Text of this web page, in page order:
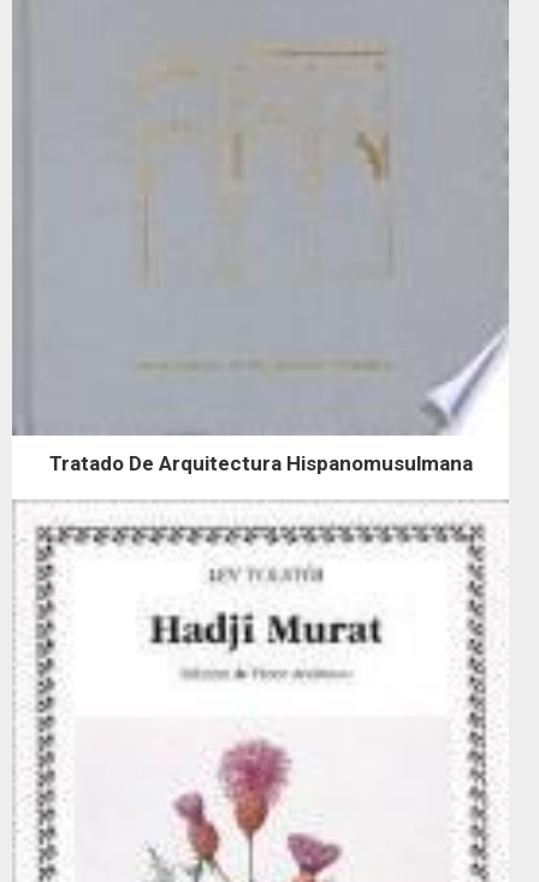
Tratado De Arquitectura Hispanomusulmana